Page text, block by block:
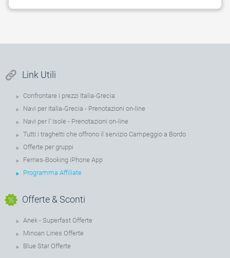
Link Utili
Confrontare i prezzi Italia-Grecia
Navi per Italia-Grecia - Prenotazioni on-line
Navi per l’ Isole - Prenotazioni on-line
Tutti i traghetti che offrono il servizio Campeggio a Bordo
Offerte per gruppi
Ferries-Booking iPhone App
Programma Affiliate
Offerte & Sconti
Anek - Superfast Offerte
Minoan Lines Offerte
Blue Star Offerte